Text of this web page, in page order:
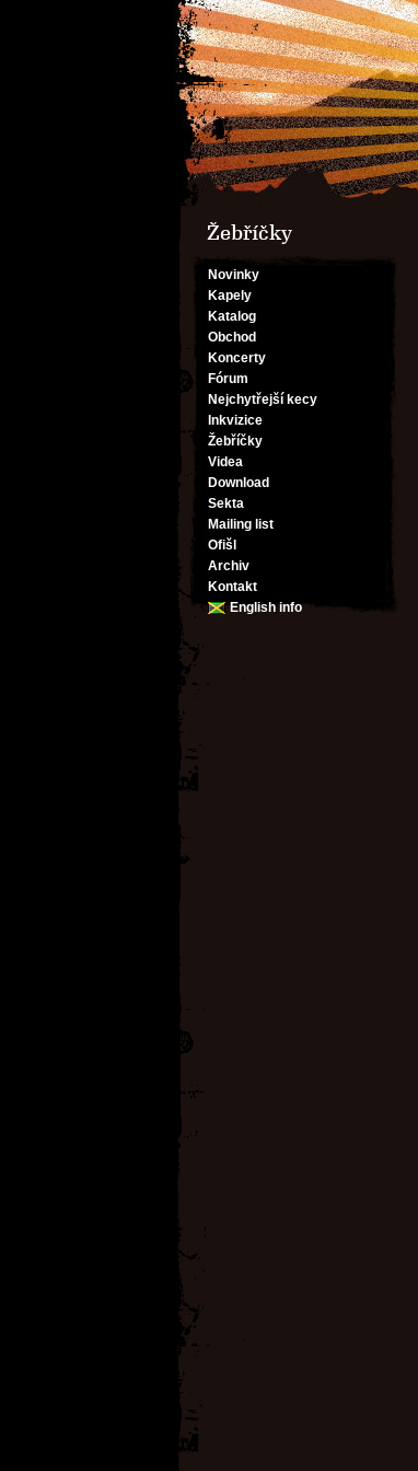
Žebříčky
Novinky
Kapely
Katalog
Obchod
Koncerty
Fórum
Nejchytřejší kecy
Inkvizice
Žebříčky
Videa
Download
Sekta
Mailing list
Ofišl
Archiv
Kontakt
English info